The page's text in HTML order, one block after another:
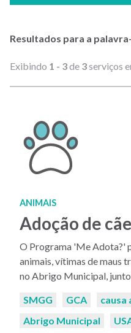
Resultados para a
Exibindo 1 - 3de 3serviços
ANIMAIS
Adoção de
O Programa 'Me Adota?'
animais, vítimas de maus
no Abrigo Municipal, junto
Palavras-
SMGG GCA
causa
Abrigo Municipal